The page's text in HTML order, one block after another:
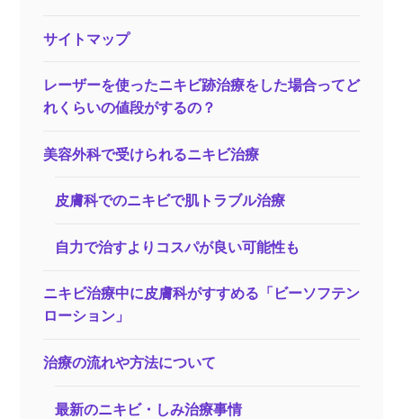
サイトマップ
レーザーを使ったニキビ跡治療をした場合ってど
れくらいの値段がするの？
美容外科で受けられるニキビ治療
皮膚科でのニキビで肌トラブル治療
自力で治すよりコスパが良い可能性も
ニキビ治療中に皮膚科がすすめる「ビーソフテン
ローション」
治療の流れや方法について
最新のニキビ・しみ治療事情